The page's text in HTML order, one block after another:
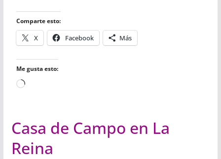
Comparte esto:
X Facebook Más
Me gusta esto:
Cargando...
Casa de Campo en La
Reina